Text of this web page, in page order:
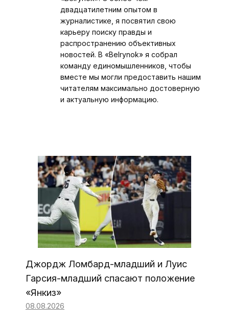
двадцатилетним опытом в
журналистике, я посвятил свою
карьеру поиску правды и
распространению объективных
новостей. В «Belrynok» я собрал
команду единомышленников, чтобы
вместе мы могли предоставить нашим
читателям максимально достоверную
и актуальную информацию.
Джордж Ломбард-младший и Луис
Гарсия-младший спасают положение
«Янкиз»
08.08.2026